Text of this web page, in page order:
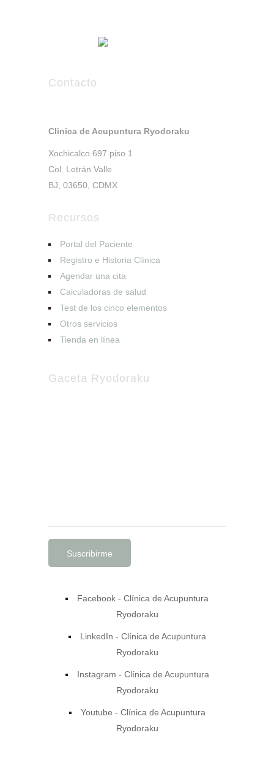
Contacto
Clinica de Acupuntura Ryodoraku
Xochicalco 697 piso 1
Col. Letrán Valle
BJ, 03650, CDMX
Recursos
Portal del Paciente
Registro e Historia Clínica
Agendar una cita
Calculadoras de salud
Test de los cinco elementos
Otros servicios
Tienda en línea
Gaceta Ryodoraku
Facebook - Clínica de Acupuntura
Ryodoraku
LinkedIn - Clínica de Acupuntura
Ryodoraku
Instagram - Clínica de Acupuntura
Ryodoraku
Youtube - Clínica de Acupuntura
Ryodoraku